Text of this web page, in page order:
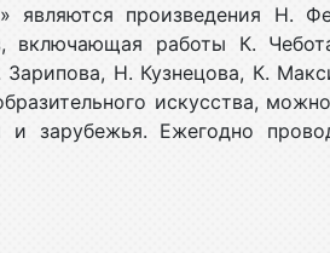
являются произведения Н.
включающая работы К.
Н. Кузнецова, К.
искусства,
и зарубежья. Ежегодно